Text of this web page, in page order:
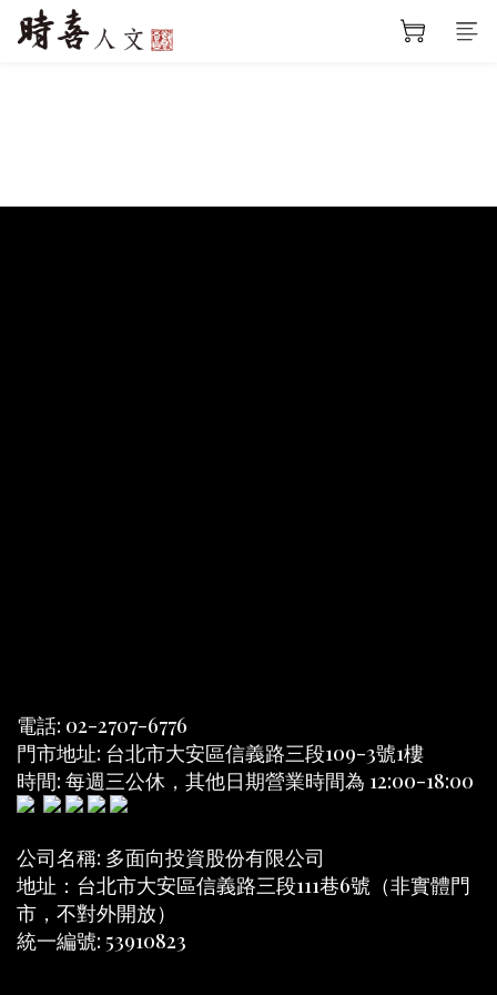
電話: 02-2707-6776
門市地址: 台北市大安區信義路三段109-3號1樓
時間: 每週三公休，其他日期營業時間為 12:00-18:00
公司名稱: 多面向投資股份有限公司
地址：台北市大安區信義路三段111巷6號（非實體門
市，不對外開放）
統一編號: 53910823